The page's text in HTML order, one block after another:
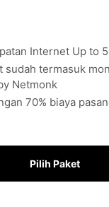
Internet Up to
sudah termasuk
Netmonk
70% biaya
Pilih Paket